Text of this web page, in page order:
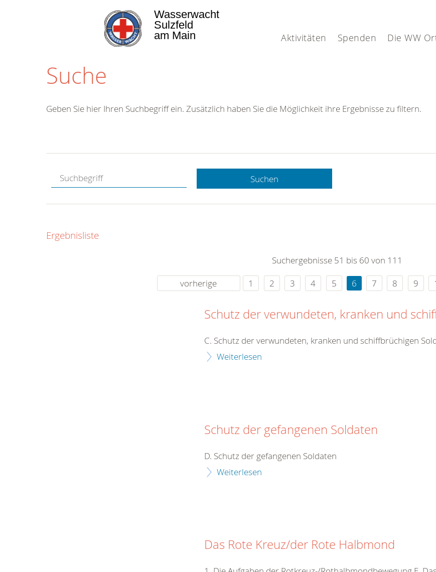
Aktivitäten Spenden Die WW
Wasserwacht
Sulzfeld
am Main
Suche
Hotline.
gerne.
rund um die Uhr
Geben Sie hier Ihren Suchbegriff ein. Zusätzlich haben Sie die Möglichkeit ihre Ergebnisse zu filtern.
Suchen
Ergebnisliste
Suchergebnisse 51 bis 60 von 111
vorherige
1 2 3 4 5 6 7 8 9
Schutz der verwundeten, kranken und
C. Schutz der verwundeten, kranken und schiffbrüchigen
Weiterlesen
Schutz der gefangenen Soldaten
D. Schutz der gefangenen Soldaten
Weiterlesen
Das Rote Kreuz/der Rote Halbmond